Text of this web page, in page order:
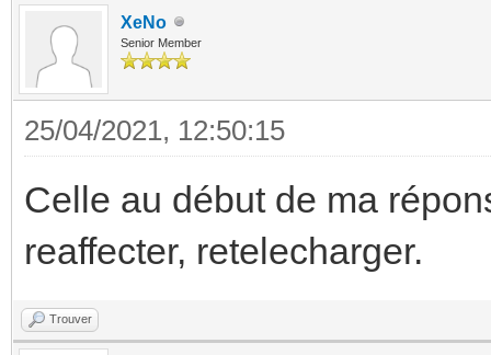
XeNo
Senior Member
25/04/2021, 12:50:15
Celle au début de ma
reaffecter, retelecharger.
Trouver